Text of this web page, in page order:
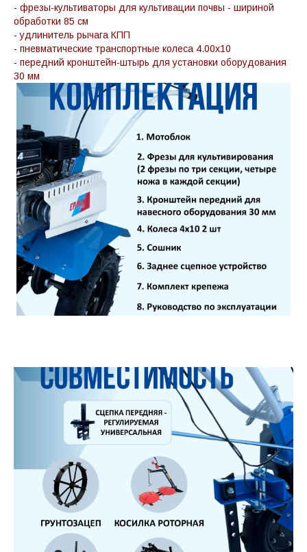
- фрезы-культиваторы для культивации почвы - шириной
обработки 85 см
- удлинитель рычага КПП
- пневматические транспортные колеса 4.00х10
- передний кронштейн-штырь для установки оборудования
30 мм